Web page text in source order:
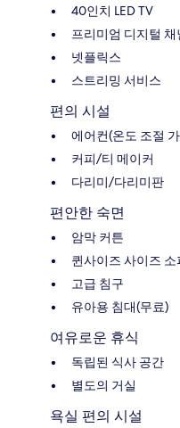
40인치 LED TV
프리미엄 디지털 채
넷플릭스
스트리밍 서비스
편의 시설
에어컨(온도 조절
커피/티 메이커
다리미/다리미판
편안한 숙면
암막 커튼
퀸사이즈 사이즈 소
고급 침구
유아용 침대(무료)
여유로운 휴식
독립된 식사 공간
별도의 거실
욕실 편의 시설